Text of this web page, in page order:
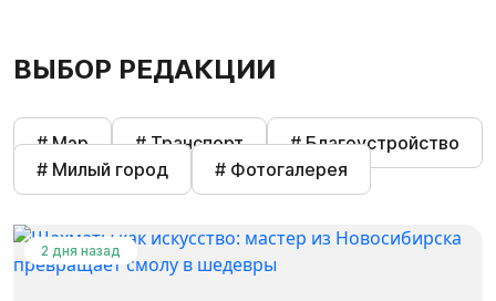
ВЫБОР РЕДАКЦИИ
# Мэр # Транспорт
# Благоустройство
# Милый город
# Фотогалерея
2 дня назад